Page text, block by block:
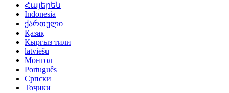
Հայերեն
Indonesia
ქართული
Қазақ
Кыргыз тили
latviešu
Монгол
Português
Српски
Тоҷикӣ